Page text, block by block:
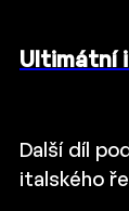
Ultimátní
Další díl
italského